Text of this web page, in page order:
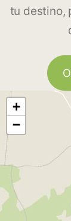
tu destino,
+
−